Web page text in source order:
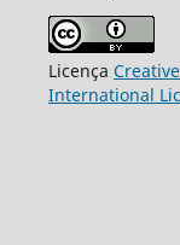
Licença
International